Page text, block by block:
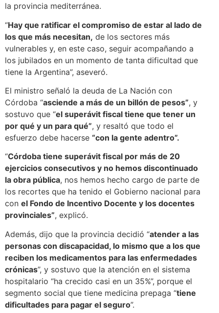
la provincia mediterránea.
“Hay que ratificar el compromiso de estar al lado de
los que más necesitan, de los sectores más
vulnerables y, en este caso, seguir acompañando a
los jubilados en un momento de tanta dificultad que
tiene la Argentina”, aseveró.
El ministro señaló la deuda de La Nación con
Córdoba “asciende a más de un billón de pesos”, y
sostuvo que “el superávit fiscal tiene que tener un
por qué y un para qué”, y resaltó que todo el
esfuerzo debe hacerse “con la gente adentro”.
“Córdoba tiene superávit fiscal por más de 20
ejercicios consecutivos y no hemos discontinuado
la obra pública, nos hemos hecho cargo de parte de
los recortes que ha tenido el Gobierno nacional para
con el Fondo de Incentivo Docente y los docentes
provinciales”, explicó.
Además, dijo que la provincia decidió “atender a las
personas con discapacidad, lo mismo que a los que
reciben los medicamentos para las enfermedades
crónicas”, y sostuvo que la atención en el sistema
hospitalario “ha crecido casi en un 35%”, porque el
segmento social que tiene medicina prepaga “tiene
dificultades para pagar el seguro”.